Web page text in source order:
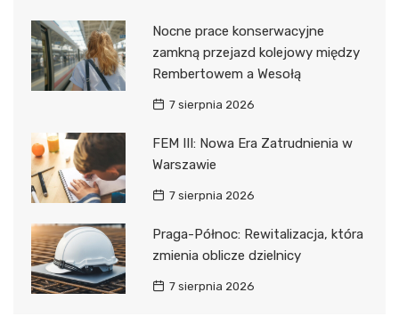
Nocne prace konserwacyjne
zamkną przejazd kolejowy między
Rembertowem a Wesołą
7 sierpnia 2026
FEM III: Nowa Era Zatrudnienia w
Warszawie
7 sierpnia 2026
Praga-Północ: Rewitalizacja, która
zmienia oblicze dzielnicy
7 sierpnia 2026